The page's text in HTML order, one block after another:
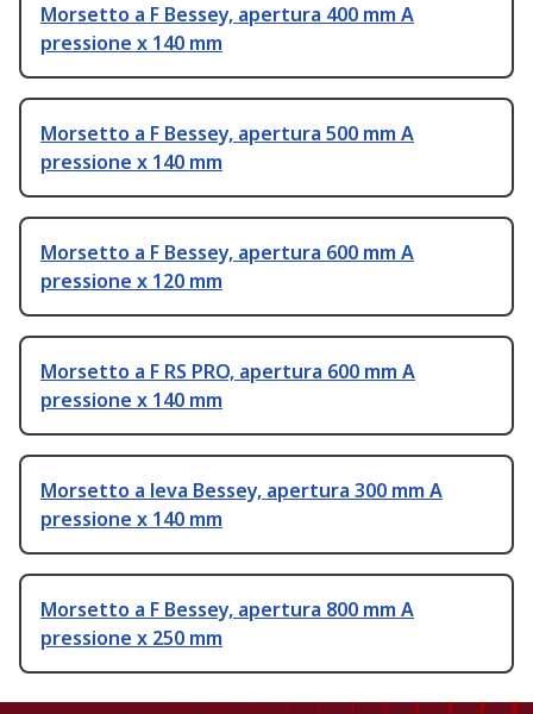
Morsetto a F Bessey, apertura 400 mm A
pressione x 140 mm
Morsetto a F Bessey, apertura 500 mm A
pressione x 140 mm
Morsetto a F Bessey, apertura 600 mm A
pressione x 120 mm
Morsetto a F RS PRO, apertura 600 mm A
pressione x 140 mm
Morsetto a leva Bessey, apertura 300 mm A
pressione x 140 mm
Morsetto a F Bessey, apertura 800 mm A
pressione x 250 mm